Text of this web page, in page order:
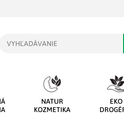
NATUR
KOZMETIKA
EKO